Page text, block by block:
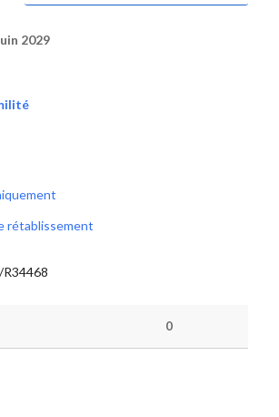
2029
rétablissement
0